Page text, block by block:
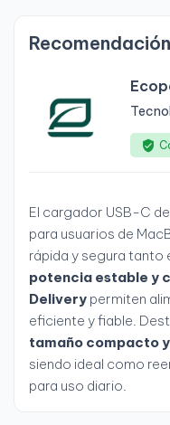
El cargador USB-C
para usuarios de
rápida y segura tanto
potencia estable y
Delivery permiten
eficiente y fiable.
tamaño compacto
siendo ideal como
para uso diario.